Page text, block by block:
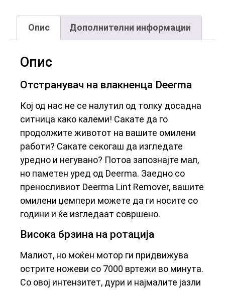
Опис Дополнителни информации
Опис
Отстранувач на влакненца Deerma
Кој од нас не се налутил од толку досадна
ситница како калеми! Сакате да го
продолжите животот на вашите омилени
работи? Сакате секогаш да изгледате
уредно и негувано? Потоа запознајте мал,
но паметен уред од Deerma. Заедно со
преносливиот Deerma Lint Remover, вашите
омилени џемпери можете да ги носите со
години и ќе изгледаат совршено.
Висока брзина на ротација
Малиот, но моќен мотор ги придвижува
острите ножеви со 7000 вртежи во минута.
Со овој интензитет, дури и најмалите јазли